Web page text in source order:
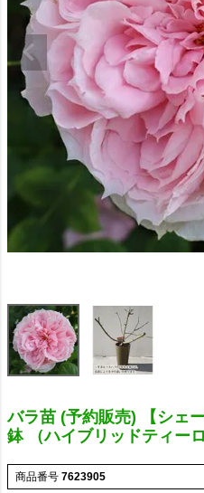
バラ苗 (予約販売) 【シェ
鉢 （ハイブリッドティーロ
商品番号 7623905